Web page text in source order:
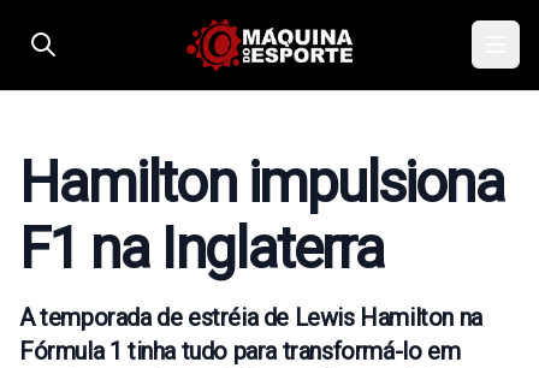
Hamilton impulsiona
F1 na Inglaterra
A temporada de estréia de Lewis Hamilton na
Fórmula 1 tinha tudo para transformá-lo em